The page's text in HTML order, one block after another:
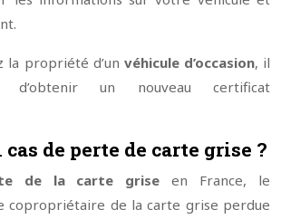
la propriété d’un véhicule d’occasion, il
d’obtenir un nouveau certificat
de perte de carte grise ?
de la carte grise en France, le
copropriétaire de la carte grise perdue